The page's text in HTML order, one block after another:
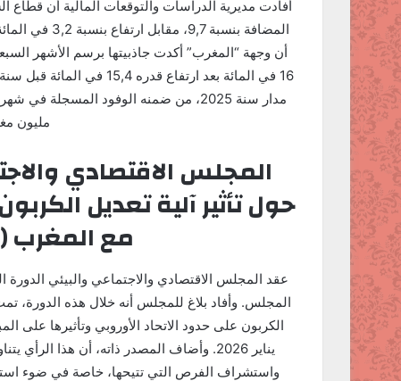
المضافة
16 في المائة بعد ارتفاع
مليون
المجلس الاقتصادي
حول تأثير آلية تعديل
مع المغرب
المجلس. وأفاد بلاغ للمجلس أنه خلال هذه الدورة،
الكربون على حدود الاتحاد الأوروبي وتأثيرها على
يناير 2026. وأضاف المصدر ذاته، أن هذا
واستشراف الفرص التي تتيحها، خاصة في ضوء